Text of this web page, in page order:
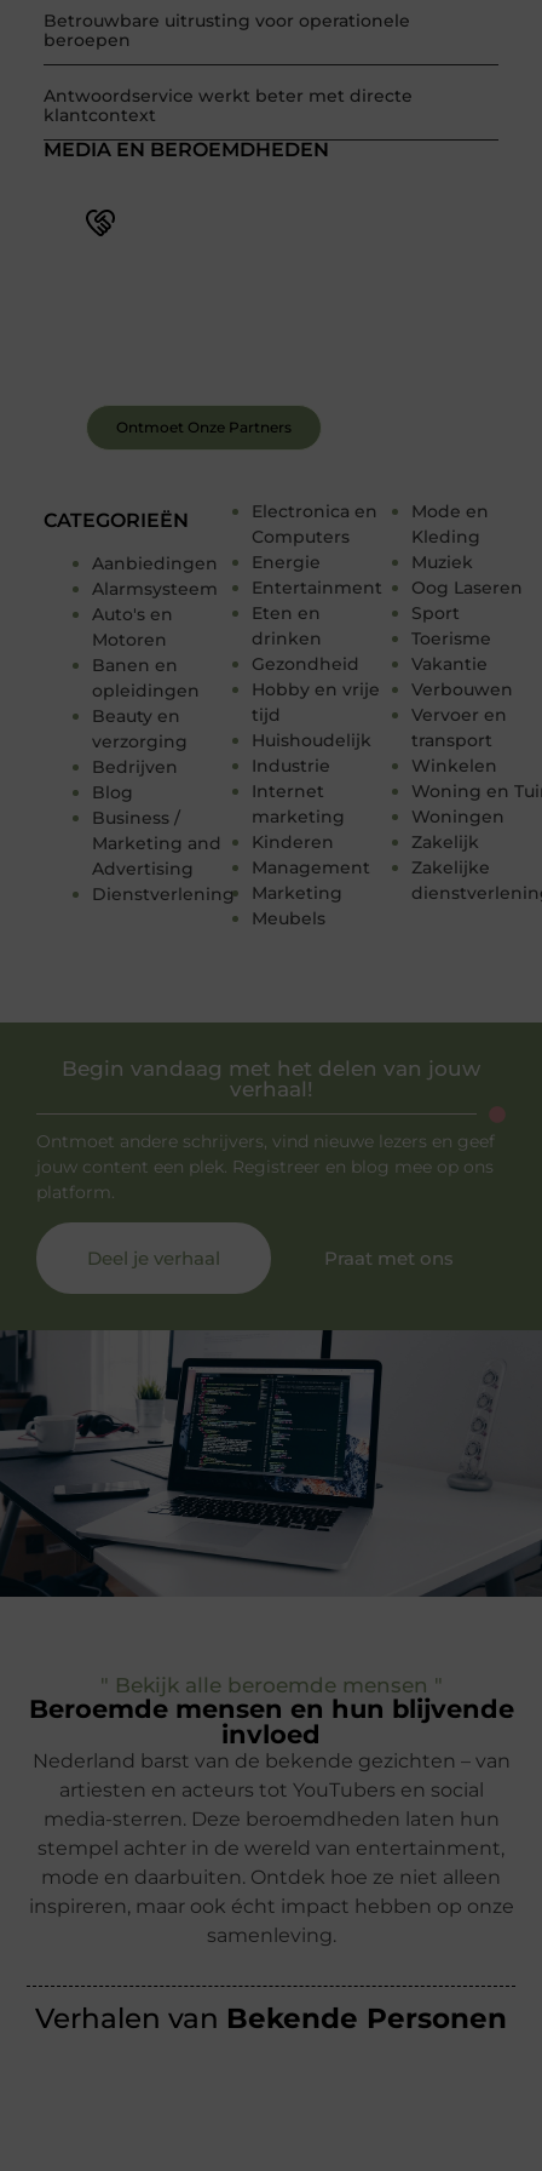
Betrouwbare uitrusting voor operationele
beroepen
Antwoordservice werkt beter met directe
klantcontext
CATEGORIEËN
Aanbiedingen
Alarmsysteem
Auto's en
Motoren
Banen en
opleidingen
Beauty en
verzorging
Bedrijven
Blog
Business /
Marketing and
Advertising
Dienstverlening
Electronica en
Computers
Energie
Entertainment
Eten en
drinken
Gezondheid
Hobby en vrije
tijd
Huishoudelijk
Industrie
Internet
marketing
Kinderen
Management
Marketing
Meubels
Mode en
Kleding
Muziek
Oog Laseren
Sport
Toerisme
Vakantie
Verbouwen
Vervoer en
transport
Winkelen
Woning en
Woningen
Zakelijk
Zakelijke
MEDIA EN BEROEMDHEDEN
Ontmoet Onze Partners
Begin vandaag met het delen van jouw
verhaal!
Ontmoet andere schrijvers, vind nieuwe lezers en geef
jouw content een plek. Registreer en blog mee op ons
platform.
Deel je verhaal Praat met ons
" Bekijk alle beroemde mensen "
Beroemde mensen en hun blijvende
invloed
Nederland barst van de bekende gezichten – van
artiesten en acteurs tot YouTubers en social
media-sterren. Deze beroemdheden laten hun
stempel achter in de wereld van entertainment,
mode en daarbuiten. Ontdek hoe ze niet alleen
inspireren, maar ook écht impact hebben op onze
samenleving.
Verhalen van Bekende Personen